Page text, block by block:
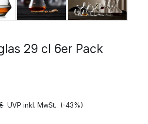
29 cl 6er Pack
UVP inkl. MwSt. (-43%)